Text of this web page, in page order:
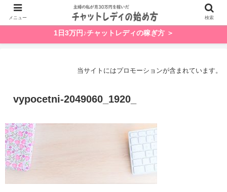
1日3万円♪チャットレディの稼ぎ方 ＞
当サイトにはプロモーションが含まれています。
vypocetni-2049060_1920_
メニュー 検索